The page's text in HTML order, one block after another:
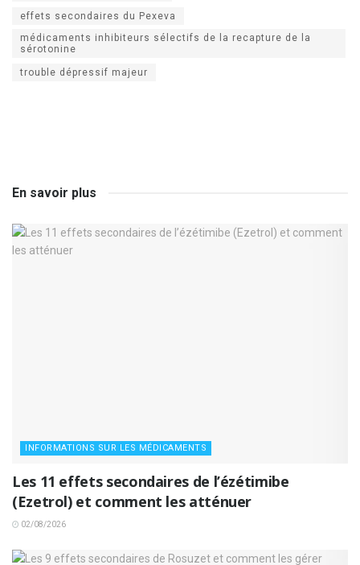
effets secondaires du Pexeva
médicaments inhibiteurs sélectifs de la recapture de la
sérotonine
trouble dépressif majeur
En savoir plus
INFORMATIONS SUR LES MÉDICAMENTS
Les 11 effets secondaires de l’ézétimibe
(Ezetrol) et comment les atténuer
02/08/2026